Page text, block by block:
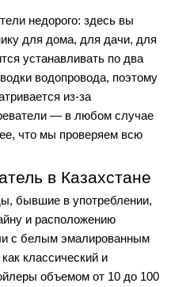
недорого: здесь вы
для дома, для дачи, для
устанавливать по два
водопровода, поэтому
из-за
— в любом случае
что мы проверяем всю
в Казахстане
бывшие в употреблении,
и расположению
с белым эмалированным
классический и
объемом от 10 до 100